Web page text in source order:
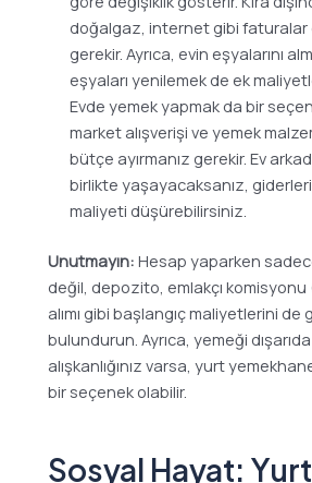
doğalgaz, internet gibi faturalar
gerekir. Ayrıca, evin eşyalarını
eşyaları yenilemek de ek
Evde yemek yapmak da bir
market alışverişi ve yemek
bütçe ayırmanız gerekir. Ev
birlikte yaşayacaksanız,
maliyeti düşürebilirsiniz.
Unutmayın: Hesap yaparken
değil, depozito, emlakçı komisyonu
alımı gibi başlangıç maliyetlerini
bulundurun. Ayrıca, yemeği
alışkanlığınız varsa, yurt
bir seçenek olabilir.
Sosyal Hayat: